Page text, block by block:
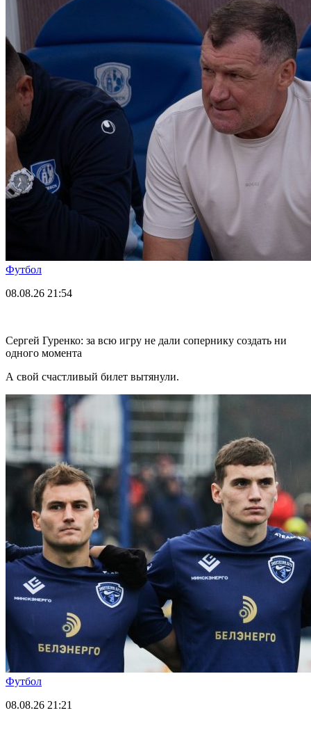
Футбол
08.08.26 21:54
Сергей Гуренко: за всю игру не дали сопернику создать ни
одного момента
А свой счастливый билет вытянули.
Футбол
08.08.26 21:21